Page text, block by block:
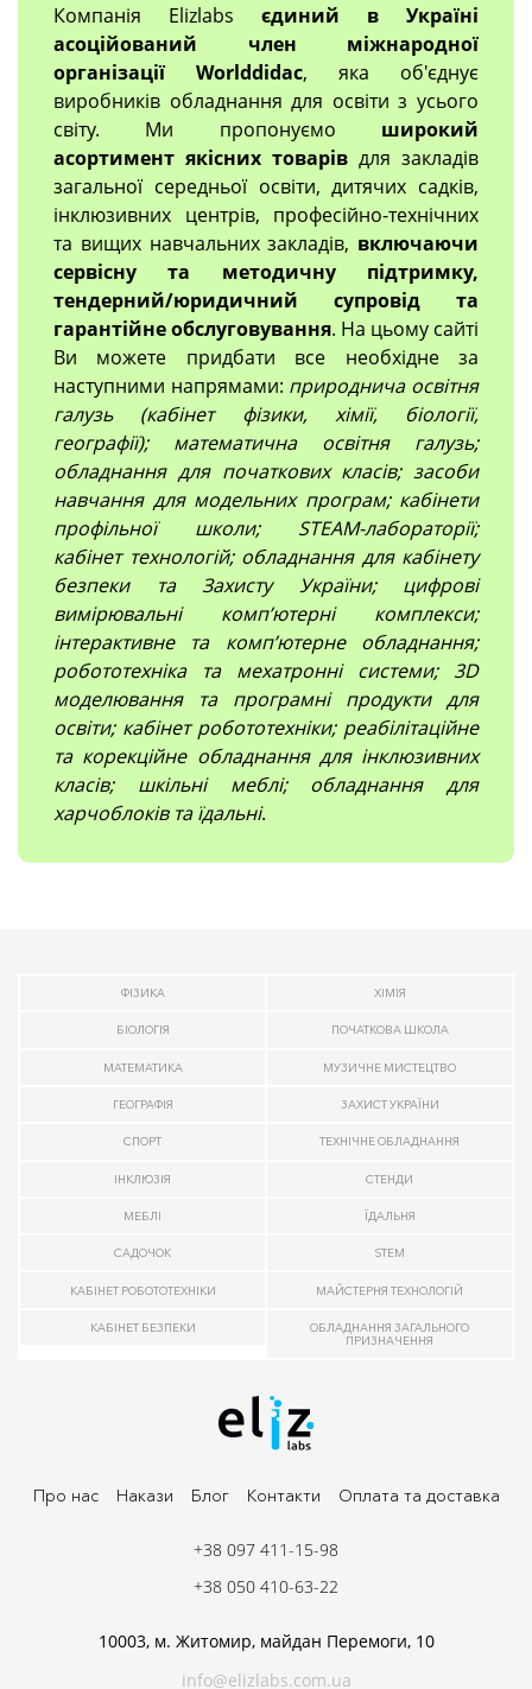
Компанія Elizlabs єдиний в Україні
асоційований член міжнародної
організації Worlddidac, яка об'єднує
виробників обладнання для освіти з усього
світу. Ми пропонуємо широкий
асортимент якісних товарів для закладів
загальної середньої освіти, дитячих садків,
інклюзивних центрів, професійно-технічних
та вищих навчальних закладів, включаючи
сервісну та методичну підтримку,
тендерний/юридичний супровід та
гарантійне обслуговування. На цьому сайті
Ви можете придбати все необхідне за
наступними напрямами: природнича освітня
галузь (кабінет фізики, хімії, біології,
географії); математична освітня галузь;
обладнання для початкових класів; засоби
навчання для модельних програм; кабінети
профільної школи; STEAM-лабораторії;
кабінет технологій; обладнання для кабінету
безпеки та Захисту України; цифрові
вимірювальні компʼютерні комплекси;
інтерактивне та комп’ютерне обладнання;
робототехніка та мехатронні системи; 3D
моделювання та програмні продукти для
освіти; кабінет робототехніки; реабілітаційне
та корекційне обладнання для інклюзивних
класів; шкільні меблі; обладнання для
харчоблоків та їдальні.
ФІЗИКА ХІМІЯ
БІОЛОГІЯ ПОЧАТКОВА ШКОЛА
МАТЕМАТИКА МУЗИЧНЕ МИСТЕЦТВО
ГЕОГРАФІЯ ЗАХИСТ УКРАЇНИ
СПОРТ ТЕХНІЧНЕ ОБЛАДНАННЯ
ІНКЛЮЗІЯ СТЕНДИ
МЕБЛІ ЇДАЛЬНЯ
САДОЧОК STEM
КАБІНЕТ РОБОТОТЕХНІКИ МАЙСТЕРНЯ ТЕХНОЛОГІЙ
КАБІНЕТ БЕЗПЕКИ
ОБЛАДНАННЯ ЗАГАЛЬНОГО
ПРИЗНАЧЕННЯ
Про нас Накази Блог Контакти Оплата та доставка
10003, м. Житомир, майдан Перемоги, 10
info@elizlabs.com.ua
+38 097 411-15-98
+38 050 410-63-22